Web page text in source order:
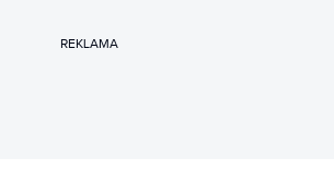
REKLAMA